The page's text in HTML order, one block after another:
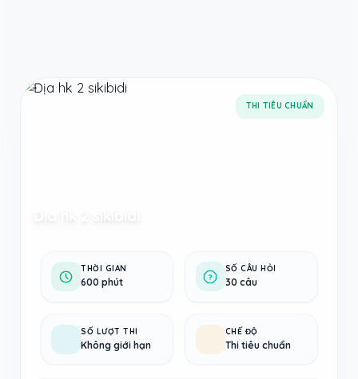
THI TIÊU CHUẨN
THỜI GIAN
600 phút
SỐ CÂU HỎI
30 câu
SỐ LƯỢT THI
Không giới hạn
CHẾ ĐỘ
Thi tiêu chuẩn